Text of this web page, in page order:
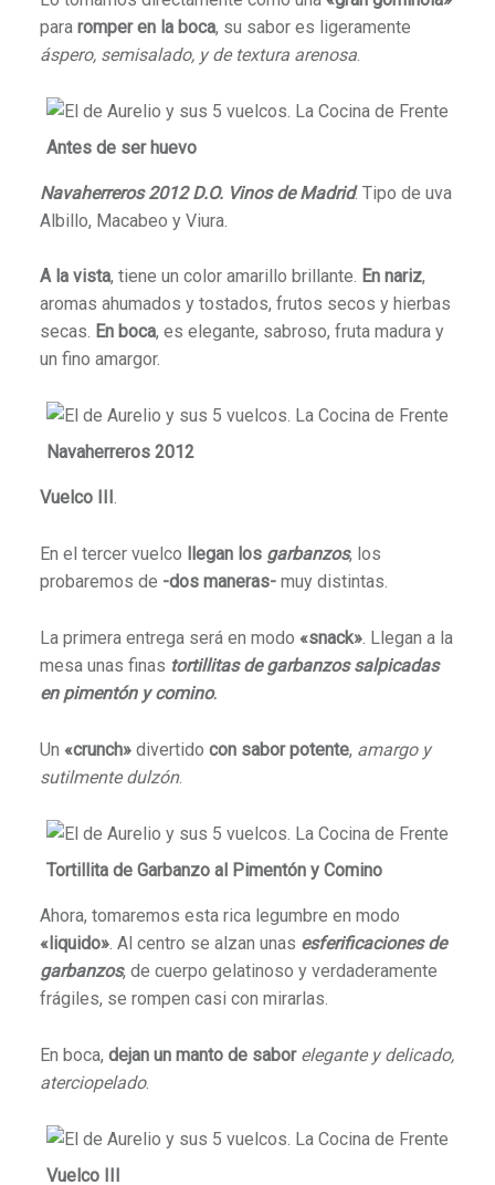
para romper en la boca, su sabor es ligeramente
áspero, semisalado, y de textura arenosa.
Antes de ser huevo
Navaherreros 2012 D.O. Vinos de Madrid. Tipo de uva
Albillo, Macabeo y Viura.
A la vista, tiene un color amarillo brillante. En nariz,
aromas ahumados y tostados, frutos secos y hierbas
secas. En boca, es elegante, sabroso, fruta madura y
un fino amargor.
Navaherreros 2012
Vuelco III .
En el tercer vuelco llegan los garbanzos, los
probaremos de -dos maneras-muy distintas.
La primera entrega será en modo «snack». Llegan a la
mesa unas finas tortillitas de garbanzos salpicadas
en pimentón y comino.
Un «crunch»divertido con sabor potente, amargo y
sutilmente dulzón.
Tortillita de Garbanzo al Pimentón y Comino
Ahora, tomaremos esta rica legumbre en modo
«liquido». Al centro se alzan unas esferificaciones de
garbanzos, de cuerpo gelatinoso y verdaderamente
frágiles, se rompen casi con mirarlas.
En boca, dejan un manto de sabor elegante y delicado,
aterciopelado.
Vuelco III